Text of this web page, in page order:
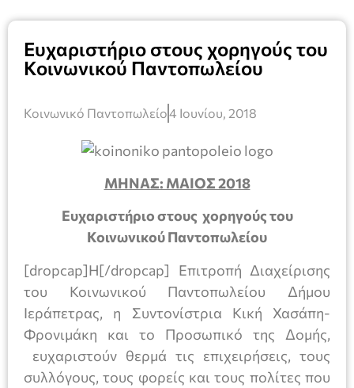
Ευχαριστήριο στους χορηγούς του
Κοινωνικού Παντοπωλείου
Κοινωνικό Παντοπωλείο4 Ιουνίου, 2018
ΜΗΝΑΣ: ΜΑΙΟΣ 2018
Ευχαριστήριο στους χορηγούς του
Κοινωνικού Παντοπωλείου
[dropcap]Η[/dropcap] Επιτροπή Διαχείρισης
του Κοινωνικού Παντοπωλείου Δήμου
Ιεράπετρας, η Συντονίστρια Κική Χασάπη-
Φρονιμάκη και το Προσωπικό της Δομής,
ευχαριστoύν θερμά τις επιχειρήσεις, τους
συλλόγους, τους φορείς και τους πολίτες που